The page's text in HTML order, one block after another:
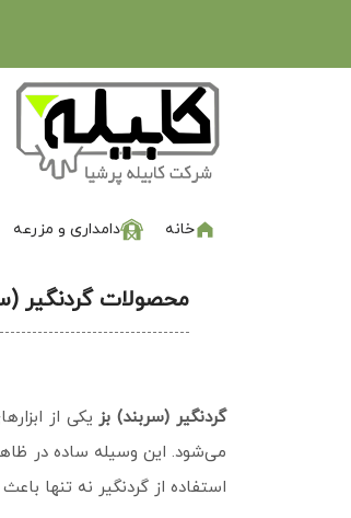
خانه دامداری و مزرعه
محصولات گردنگیر
گردنگیر (سربند) بز یکی از
می‌شود. این وسیله ساده در
استفاده از گردنگیر نه تنها